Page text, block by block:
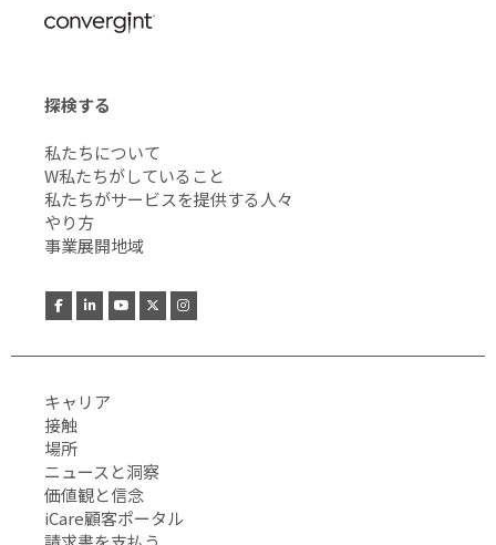
探検する
私たちについて
W私たちがしていること
私たちがサービスを提供する人々
やり方
事業展開地域
キャリア
接触
場所
ニュースと洞察
価値観と信念
iCare顧客ポータル